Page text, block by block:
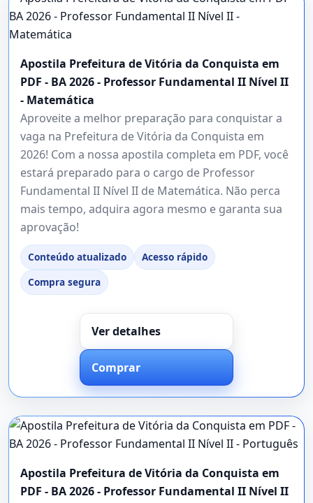
Apostila Prefeitura de Vitória da Conquista em
PDF - BA 2026 - Professor Fundamental II Nível II
- Matemática
Aproveite a melhor preparação para conquistar a
vaga na Prefeitura de Vitória da Conquista em
2026! Com a nossa apostila completa em PDF, você
estará preparado para o cargo de Professor
Fundamental II Nível II de Matemática. Não perca
mais tempo, adquira agora mesmo e garanta sua
aprovação!
Conteúdo atualizado
Acesso rápido
Compra segura
Ver detalhes
Comprar
Apostila Prefeitura de Vitória da Conquista em
PDF - BA 2026 - Professor Fundamental II Nível II